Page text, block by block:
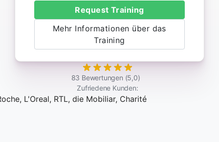
Request Training
Mehr Informationen über das
Training
83 Bewertungen (5,0)
Zufriedene Kunden: